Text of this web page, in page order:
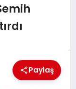
Paylaş